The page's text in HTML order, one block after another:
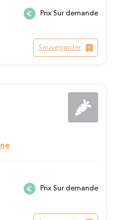
Prix Sur demande
Sauvegarder
Prix Sur demande